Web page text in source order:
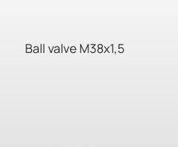
Ball valve M38x1,5